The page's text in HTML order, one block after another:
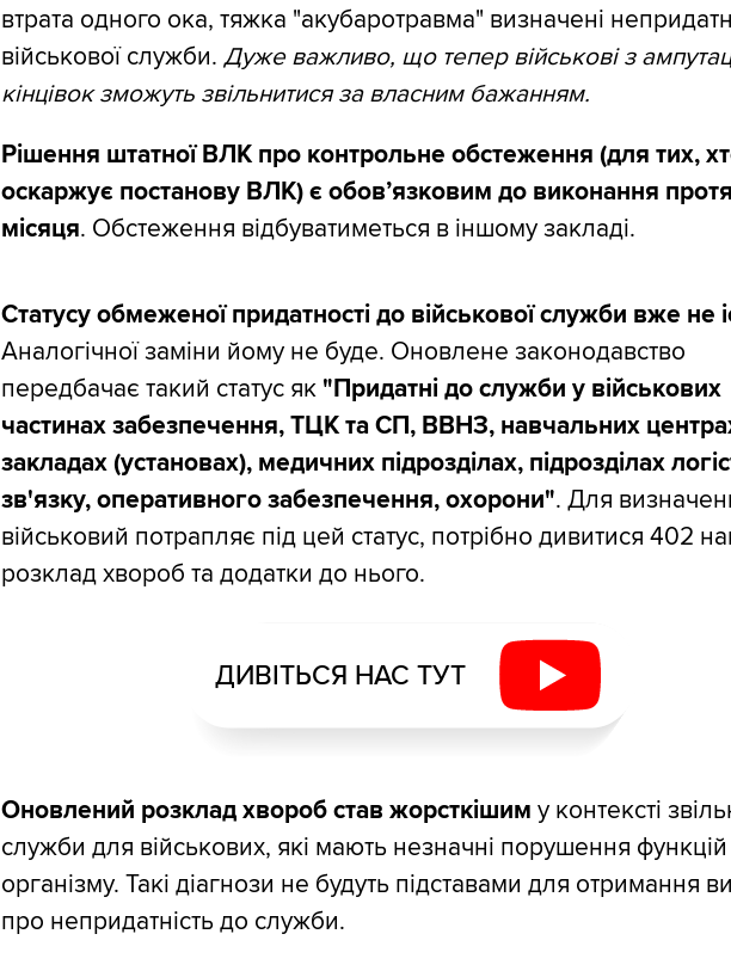
втрата одного ока, тяжка "акубаротравма" визначені
військової служби. Дуже важливо, що тепер військові з
кінцівок зможуть звільнитися за власним бажанням.
Рішення штатної ВЛК про контрольне обстеження (для тих,
оскаржує постанову ВЛК) є обовʼязковим до виконання
місяця. Обстеження відбуватиметься в іншому закладі.
Статусу обмеженої придатності до військової служби вже не
Аналогічної заміни йому не буде. Оновлене законодавство
передбачає такий статус як "Придатні до служби у військових
частинах забезпечення, ТЦК та СП, ВВНЗ, навчальних
закладах (установах), медичних підрозділах, підрозділах
зв'язку, оперативного забезпечення, охорони". Для
військовий потрапляє під цей статус, потрібно дивитися 402
розклад хвороб та додатки до нього.
ДИВІТЬСЯ НАС ТУТ
Оновлений розклад хвороб став жорсткішим у контексті
служби для військових, які мають незначні порушення функцій
організму. Такі діагнози не будуть підставами для отримання
про непридатність до служби.